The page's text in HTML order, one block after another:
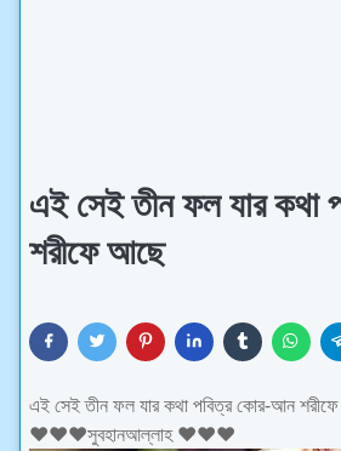
এই সেই তীন ফল যার কথা
শরীফে আছে
এই সেই তীন ফল যার কথা পবিত্র কোর-আন
❤❤❤সুবহানআল্লাহ ❤❤❤